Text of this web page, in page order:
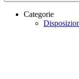
Categorie